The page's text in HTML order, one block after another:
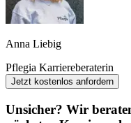
Anna Liebig
Pflegia Karriereberaterin
Jetzt kostenlos anfordern
Unsicher? Wir